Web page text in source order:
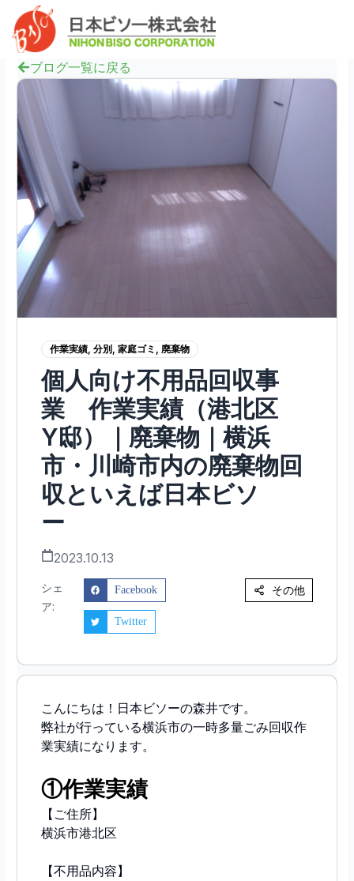
ブログ一覧に戻る
作業実績, 分別 , 家庭ゴミ , 廃棄物
個人向け不用品回収事
業 作業実績（港北区
Y邸）｜廃棄物｜横浜
市・川崎市内の廃棄物回
収といえば日本ビソ
ー
2023.10.13
シェ
ア:
Facebook
Twitter
その他
こんにちは！日本ビソーの森井です。
弊社が行っている横浜市の一時多量ごみ回収作
業実績になります。
①作業実績
【ご住所】
横浜市港北区
【不用品内容】